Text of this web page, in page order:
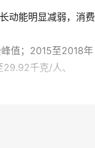
动能明显减弱，消费
值；2015至2018年
千克/人、